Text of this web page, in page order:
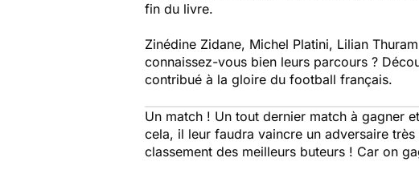
fin du livre.
Zinédine Zidane, Michel Platini, Lilian
connaissez-vous bien leurs parcours ?
contribué à la gloire du football français.
Un match ! Un tout dernier match à gagner
cela, il leur faudra vaincre un adversaire
classement des meilleurs buteurs ! Car on